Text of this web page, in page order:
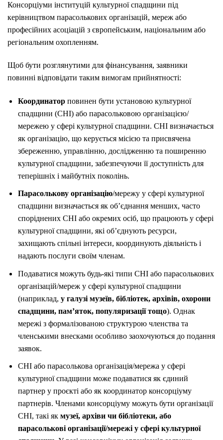
Консорціуми інституцій культурної спадщини під
керівництвом парасолькових організацій, мереж або
професійних асоціацій з європейським, національним або
регіональним охопленням.
Щоб бути розглянутими для фінансування, заявники
повинні відповідати таким вимогам прийнятності:
Координаторповинен бути установою культурної
спадщини (CHI) або парасольковою організацією/
мережею у сфері культурної спадщини. CHI визначається
як організацію, що керується місією та присвячена
збереженню, управлінню, дослідженню та поширенню
культурної спадщини, забезпечуючи її доступність для
теперішніх і майбутніх поколінь.
Парасолькову організацію/мережу у сфері культурної
спадщини визначається як об’єднання менших, часто
споріднених CHI або окремих осіб, що працюють у сфері
культурної спадщини, які об’єднують ресурси,
захищають спільні інтереси, координують діяльність і
надають послуги своїм членам.
Подаватися можуть будь-які типи CHI або парасолькових
організацій/мереж у сфері культурної спадщини
(наприклад, у галузі музеїв, бібліотек, архівів, охорони
спадщини, пам’яток, популяризації тощо). Однак
мережі з формалізованою структурою членства та
членськими внесками особливо заохочуються до подання
заявок.
CHI або парасолькова організація/мережа у сфері
культурної спадщини може подаватися як єдиний
партнер у проєкті або як координатор консорціуму
партнерів. Членами консорціуму можуть бути організації
CHI, такі як музеї, архіви чи бібліотеки, або
парасолькові організації/мережі у сфері культурної